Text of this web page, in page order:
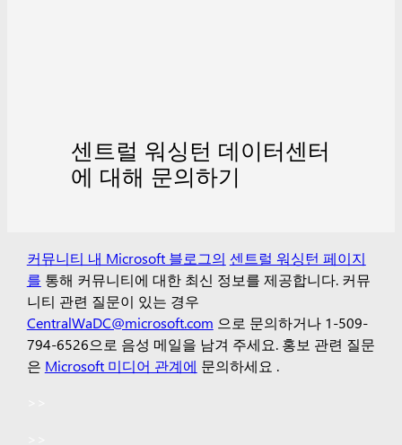
센트럴 워싱턴 데이터센터
에 대해 문의하기
커뮤니티 내 Microsoft 블로그의 센트럴 워싱턴 페이지
를 통해 커뮤니티에 대한 최신 정보를 제공합니다. 커뮤
니티 관련 질문이 있는 경우
CentralWaDC@microsoft.com 으로 문의하거나 1-509-
794-6526으로 음성 메일을 남겨 주세요. 홍보 관련 질문
은 Microsoft 미디어 관계에 문의하세요 .